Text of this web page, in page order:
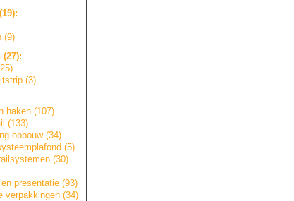
(9)
(3)
haken (107)
(133)
ng opbouw (34)
(5)
systemen (30)
presentatie (93)
verpakkingen (34)